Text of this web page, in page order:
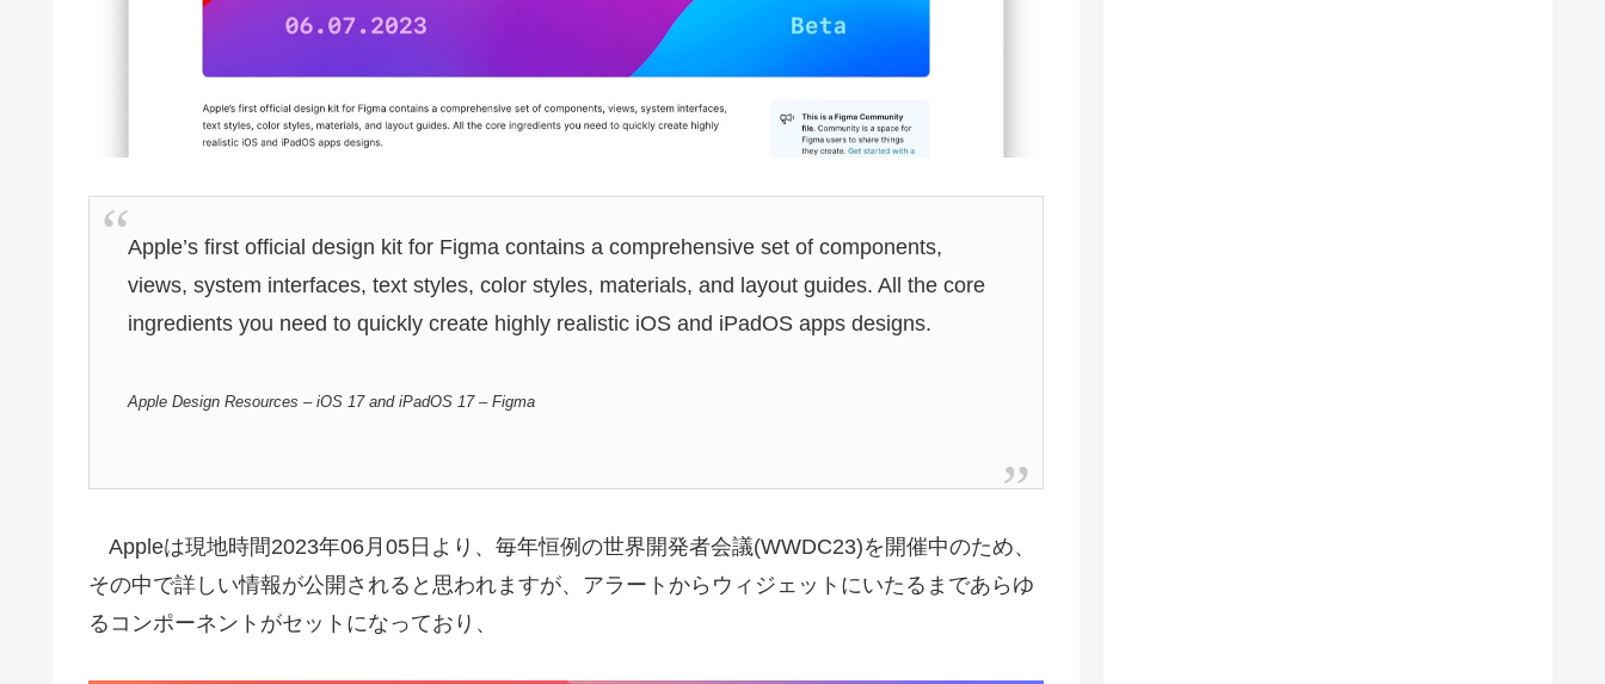
Apple’s first official design kit for Figma contains a comprehensive set of components,
views, system interfaces, text styles, color styles, materials, and layout guides. All the core
ingredients you need to quickly create highly realistic iOS and iPadOS apps designs.
Apple Design Resources – iOS 17 and iPadOS 17 – Figma
Appleは現地時間2023年06月05日より、毎年恒例の世界開発者会議(WWDC23)を開催中のため、
その中で詳しい情報が公開されると思われますが、アラートからウィジェットにいたるまであらゆ
るコンポーネントがセットになっており、